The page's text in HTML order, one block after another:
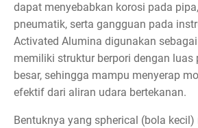
dapat menyebabkan korosi pada
pneumatik, serta gangguan pada
Activated Alumina digunakan
memiliki struktur berpori dengan luas
besar, sehingga mampu menyerap
efektif dari aliran udara bertekanan.
Bentuknya yang spherical (bola kecil)